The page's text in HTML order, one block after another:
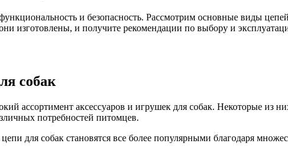
и безопасность. Рассмотрим основные виды
изготовлены, и получите рекомендации по выбору и
собак
ассортимент аксессуаров и игрушек для собак. Некоторые из
потребностей питомцев.
для собак становятся все более популярными благодаря